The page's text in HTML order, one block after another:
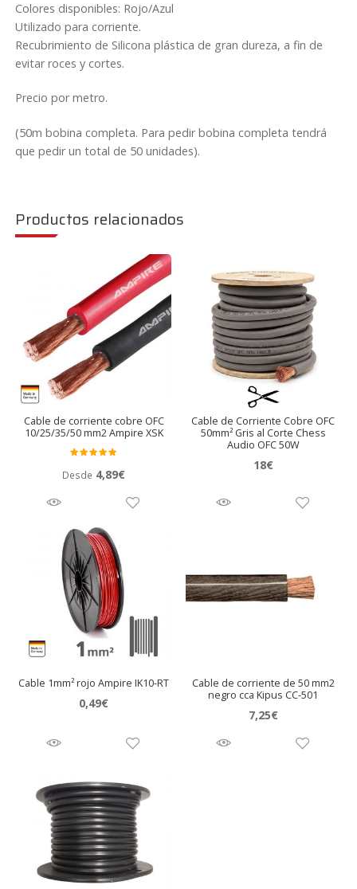
Colores disponibles: Rojo/Azul
Utilizado para corriente.
Recubrimiento de Silicona plástica de gran dureza, a fin de
evitar roces y cortes.
Precio por metro.
(50m bobina completa. Para pedir bobina completa tendrá
que pedir un total de 50 unidades).
Productos relacionados
Cable de corriente cobre OFC
10/25/35/50 mm2 Ampire XSK
do en
Desde 4,89€
Cable de Corriente Cobre OFC
50mm² Gris al Corte Chess
Audio OFC 50W
18€
Cable 1mm² rojo Ampire IK10-RT
0,49€
Cable de corriente de 50 mm2
negro cca Kipus CC-501
7,25€